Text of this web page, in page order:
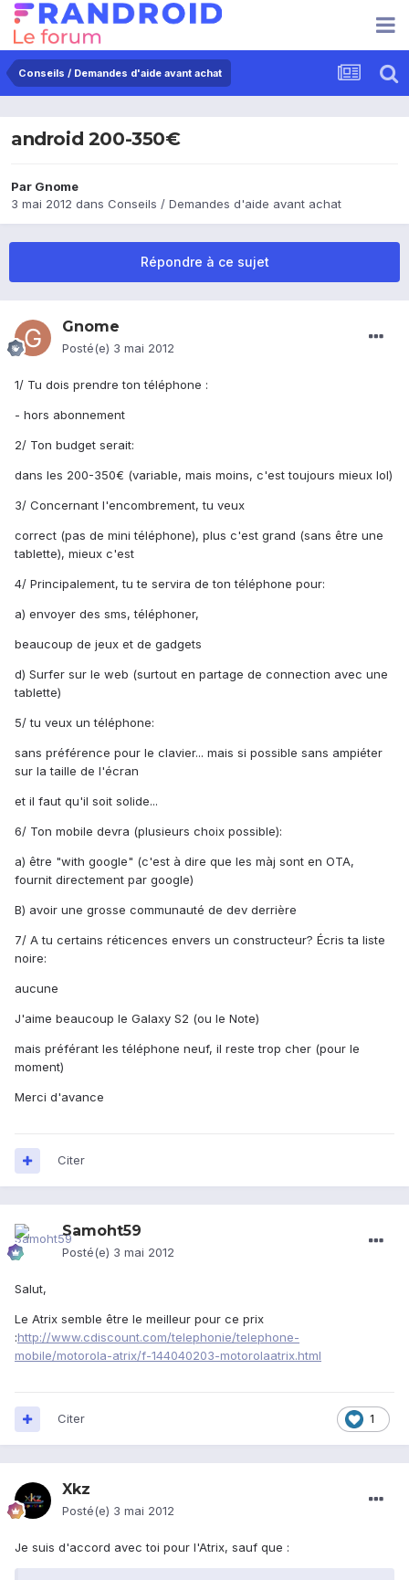
Conseils / Demandes d'aide avant achat
android 200-350€
Par Gnome
3 mai 2012 dans Conseils / Demandes d'aide avant achat
Répondre à ce sujet
Gnome
Posté(e) 3 mai 2012
1/ Tu dois prendre ton téléphone :
- hors abonnement
2/ Ton budget serait:
dans les 200-350€ (variable, mais moins, c'est toujours mieux lol)
3/ Concernant l'encombrement, tu veux
correct (pas de mini téléphone), plus c'est grand (sans être une
tablette), mieux c'est
4/ Principalement, tu te servira de ton téléphone pour:
a) envoyer des sms, téléphoner,
beaucoup de jeux et de gadgets
d) Surfer sur le web (surtout en partage de connection avec une
tablette)
5/ tu veux un téléphone:
sans préférence pour le clavier... mais si possible sans ampiéter
sur la taille de l'écran
et il faut qu'il soit solide...
6/ Ton mobile devra (plusieurs choix possible):
a) être "with google" (c'est à dire que les màj sont en OTA,
fournit directement par google)
B) avoir une grosse communauté de dev derrière
7/ A tu certains réticences envers un constructeur? Écris ta liste
noire:
aucune
J'aime beaucoup le Galaxy S2 (ou le Note)
mais préférant les téléphone neuf, il reste trop cher (pour le
moment)
Merci d'avance
Citer
Samoht59
Posté(e) 3 mai 2012
Salut,
Le Atrix semble être le meilleur pour ce prix
:http://www.cdiscount.com/telephonie/telephone-
mobile/motorola-atrix/f-144040203-motorolaatrix.html
1
Citer
Xkz
Posté(e) 3 mai 2012
Je suis d'accord avec toi pour l'Atrix, sauf que :